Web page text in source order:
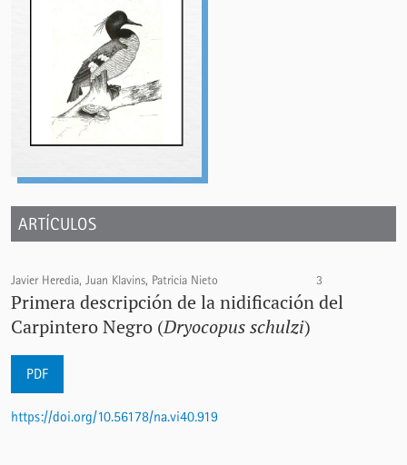
ARTÍCULOS
Javier Heredia, Juan Klavins, Patricia Nieto 3
Primera descripción de la nidificación del
Carpintero Negro (Dryocopus schulzi)
PDF
https://doi.org/10.56178/na.vi40.919